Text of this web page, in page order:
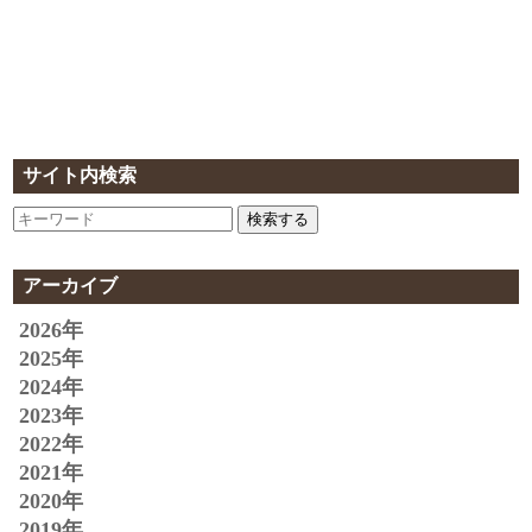
サイト内検索
検索する
アーカイブ
2026年
2025年
2024年
2023年
2022年
2021年
2020年